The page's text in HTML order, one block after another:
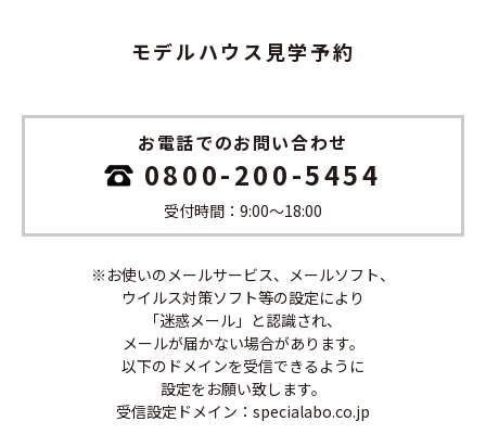
モデルハウス見学予約
お電話でのお問い合わせ
0800-200-5454
受付時間：9:00〜18:00
※お使いのメールサービス、メールソフト、
ウイルス対策ソフト等の設定により
「迷惑メール」と認識され、
メールが届かない場合があります。
以下のドメインを受信できるように
設定をお願い致します。
受信設定ドメイン：specialabo.co.jp